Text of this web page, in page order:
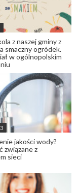
z naszej gminy z
smaczny ogródek.
w ogólnopolskim
jakości wody?
związane z
sieci